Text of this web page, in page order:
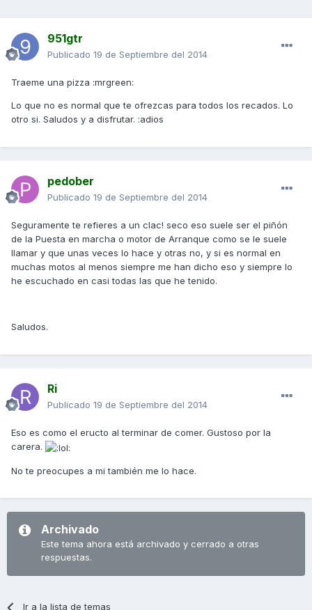
951gtr
Publicado 19 de Septiembre del 2014
Traeme una pizza :mrgreen:
Lo que no es normal que te ofrezcas para todos los recados. Lo
otro si. Saludos y a disfrutar. :adios
pedober
Publicado 19 de Septiembre del 2014
Seguramente te refieres a un clac! seco eso suele ser el piñón
de la Puesta en marcha o motor de Arranque como se le suele
llamar y que unas veces lo hace y otras no, y si es normal en
muchas motos al menos siempre me han dicho eso y siempre lo
he escuchado en casi todas las que he tenido.
Saludos.
Ri
Publicado 19 de Septiembre del 2014
Eso es como el eructo al terminar de comer. Gustoso por la
carera.
No te preocupes a mi también me lo hace.
Archivado
Este tema ahora está archivado y cerrado a otras
respuestas.
Ir a la lista de temas